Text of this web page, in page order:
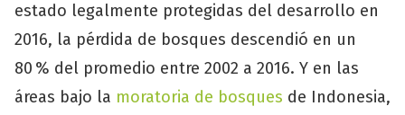
estado legalmente protegidas del desarrollo en
2016, la pérdida de bosques descendió en un
80 % del promedio entre 2002 a 2016. Y en las
áreas bajo la moratoria de bosques de Indonesia,